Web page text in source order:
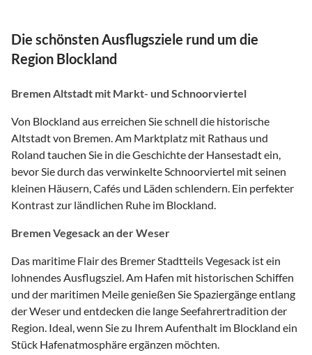
Die schönsten Ausflugsziele rund um die
Region Blockland
Bremen Altstadt mit Markt- und Schnoorviertel
Von Blockland aus erreichen Sie schnell die historische
Altstadt von Bremen. Am Marktplatz mit Rathaus und
Roland tauchen Sie in die Geschichte der Hansestadt ein,
bevor Sie durch das verwinkelte Schnoorviertel mit seinen
kleinen Häusern, Cafés und Läden schlendern. Ein perfekter
Kontrast zur ländlichen Ruhe im Blockland.
Bremen Vegesack an der Weser
Das maritime Flair des Bremer Stadtteils Vegesack ist ein
lohnendes Ausflugsziel. Am Hafen mit historischen Schiffen
und der maritimen Meile genießen Sie Spaziergänge entlang
der Weser und entdecken die lange Seefahrertradition der
Region. Ideal, wenn Sie zu Ihrem Aufenthalt im Blockland ein
Stück Hafenatmosphäre ergänzen möchten.